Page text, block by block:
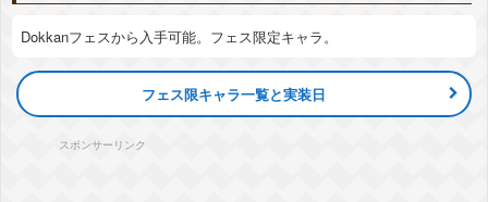
Dokkanフェスから入手可能。フェス限定キャラ。
フェス限キャラ一覧と実装日
スポンサーリンク